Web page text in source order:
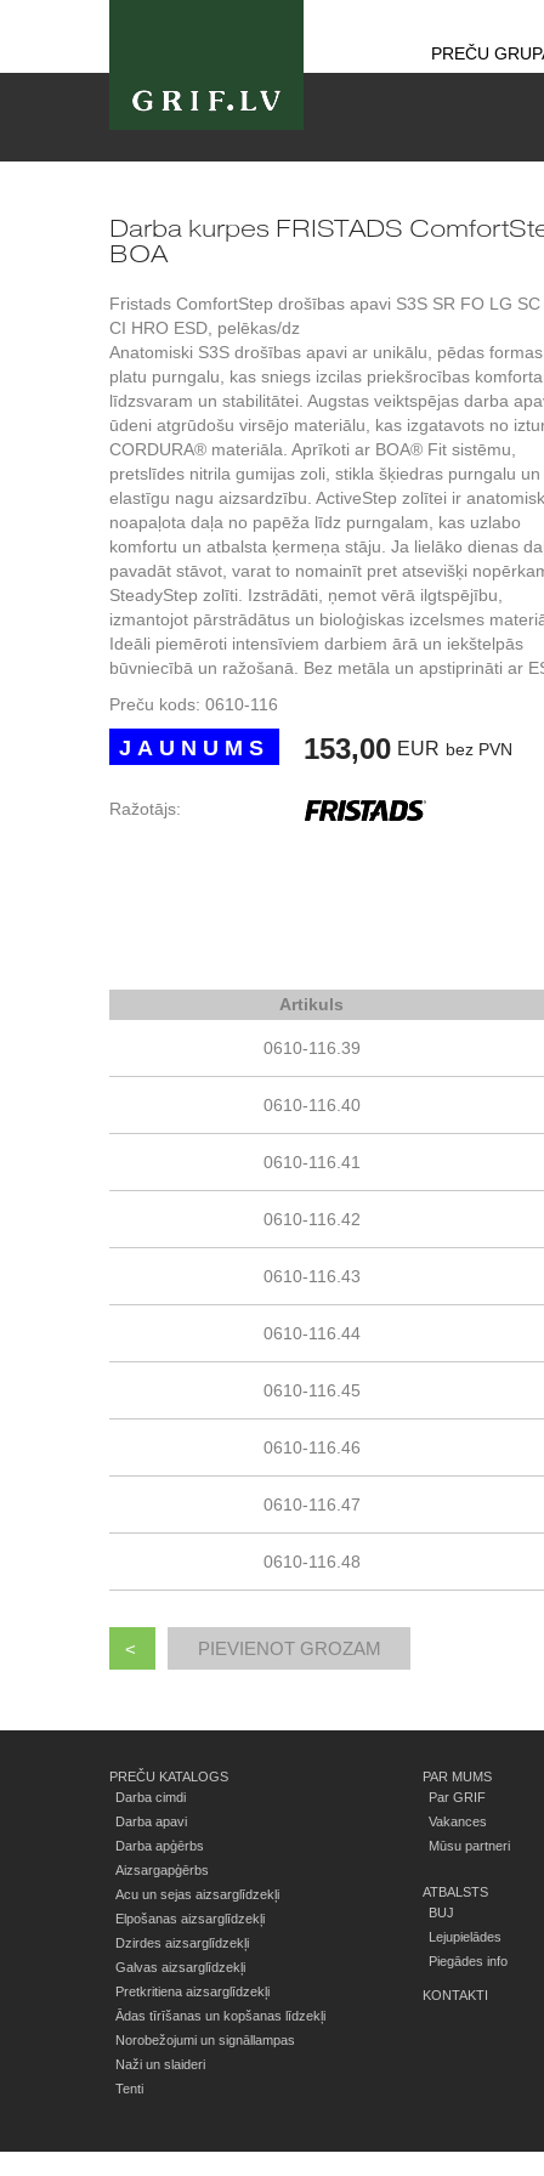
PREČU
Darba kurpes FRISTADS
BOA
Fristads ComfortStep drošības apavi S3S SR FO LG SC
CI HRO ESD, pelēkas/dz
Anatomiski S3S drošības apavi ar unikālu, pēdas formas
platu purngalu, kas sniegs izcilas priekšrocības
līdzsvaram un stabilitātei. Augstas veiktspējas darba
ūdeni atgrūdošu virsējo materiālu, kas izgatavots no
CORDURA® materiāla. Aprīkoti ar BOA® Fit sistēmu,
pretslīdes nitrila gumijas zoli, stikla šķiedras purngalu un
elastīgu nagu aizsardzību. ActiveStep zolītei ir
noapaļota daļa no papēža līdz purngalam, kas uzlabo
komfortu un atbalsta ķermeņa stāju. Ja lielāko dienas
pavadāt stāvot, varat to nomainīt pret atsevišķi
SteadyStep zolīti. Izstrādāti, ņemot vērā ilgtspējību,
izmantojot pārstrādātus un bioloģiskas izcelsmes
Ideāli piemēroti intensīviem darbiem ārā un iekštelpās
būvniecībā un ražošanā. Bez metāla un apstiprināti ar
Preču kods: 0610-116
JAUNUMS 153,00 EUR bez PVN
Ražotājs:
Artikuls
0610-116.39
0610-116.40
0610-116.41
0610-116.42
0610-116.43
0610-116.44
0610-116.45
0610-116.46
0610-116.47
0610-116.48
<
PREČU KATALOGS
Darba cimdi
Darba apavi
Darba apģērbs
Aizsargapģērbs
Acu un sejas aizsarglīdzekļi
Elpošanas aizsarglīdzekļi
Dzirdes aizsarglīdzekļi
Galvas aizsarglīdzekļi
Pretkritiena aizsarglīdzekļi
Ādas tīrīšanas un kopšanas līdzekļi
Norobežojumi un signāllampas
Naži un slaideri
Tenti
PAR MUMS
Par GRIF
Vakances
Mūsu partneri
ATBALSTS
BUJ
Lejupielādes
Piegādes info
KONTAKTI